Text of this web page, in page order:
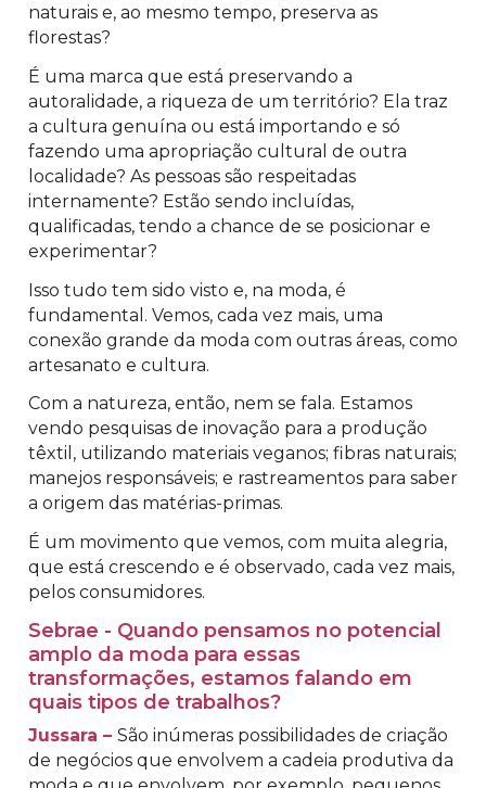
naturais e, ao mesmo tempo, preserva as
florestas?
É uma marca que está preservando a
autoralidade, a riqueza de um território? Ela traz
a cultura genuína ou está importando e só
fazendo uma apropriação cultural de outra
localidade? As pessoas são respeitadas
internamente? Estão sendo incluídas,
qualificadas, tendo a chance de se posicionar e
experimentar?
Isso tudo tem sido visto e, na moda, é
fundamental. Vemos, cada vez mais, uma
conexão grande da moda com outras áreas, como
artesanato e cultura.
Com a natureza, então, nem se fala. Estamos
vendo pesquisas de inovação para a produção
têxtil, utilizando materiais veganos; fibras naturais;
manejos responsáveis; e rastreamentos para saber
a origem das matérias-primas.
É um movimento que vemos, com muita alegria,
que está crescendo e é observado, cada vez mais,
pelos consumidores.
Sebrae - Quando pensamos no potencial
amplo da moda para essas
transformações, estamos falando em
quais tipos de trabalhos?
Jussara – São inúmeras possibilidades de criação
de negócios que envolvem a cadeia produtiva da